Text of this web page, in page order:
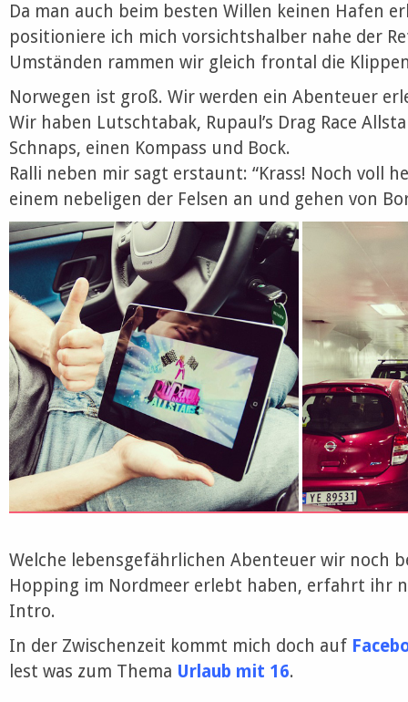
Da man auch beim besten Willen keinen Hafen
positioniere ich mich vorsichtshalber nahe der
Umständen rammen wir gleich frontal die
Norwegen ist groß. Wir werden ein Abenteuer
Wir haben Lutschtabak, Rupaul’s Drag Race
Schnaps, einen Kompass und Bock.
Ralli neben mir sagt erstaunt: “Krass! Noch voll
einem nebeligen der Felsen an und gehen von
Welche lebensgefährlichen Abenteuer wir noch
Hopping im Nordmeer erlebt haben, erfahrt ihr
Intro.
In der Zwischenzeit kommt mich doch auf
lest was zum Thema Urlaub mit 16.